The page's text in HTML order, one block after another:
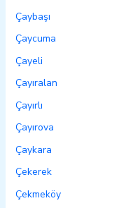
Çaybaşı
Çaycuma
Çayeli
Çayıralan
Çayırlı
Çayırova
Çaykara
Çekerek
Çekmeköy